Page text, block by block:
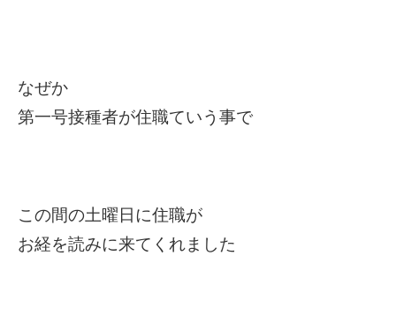
なぜか
第一号接種者が住職ていう事で
この間の土曜日に住職が
お経を読みに来てくれました